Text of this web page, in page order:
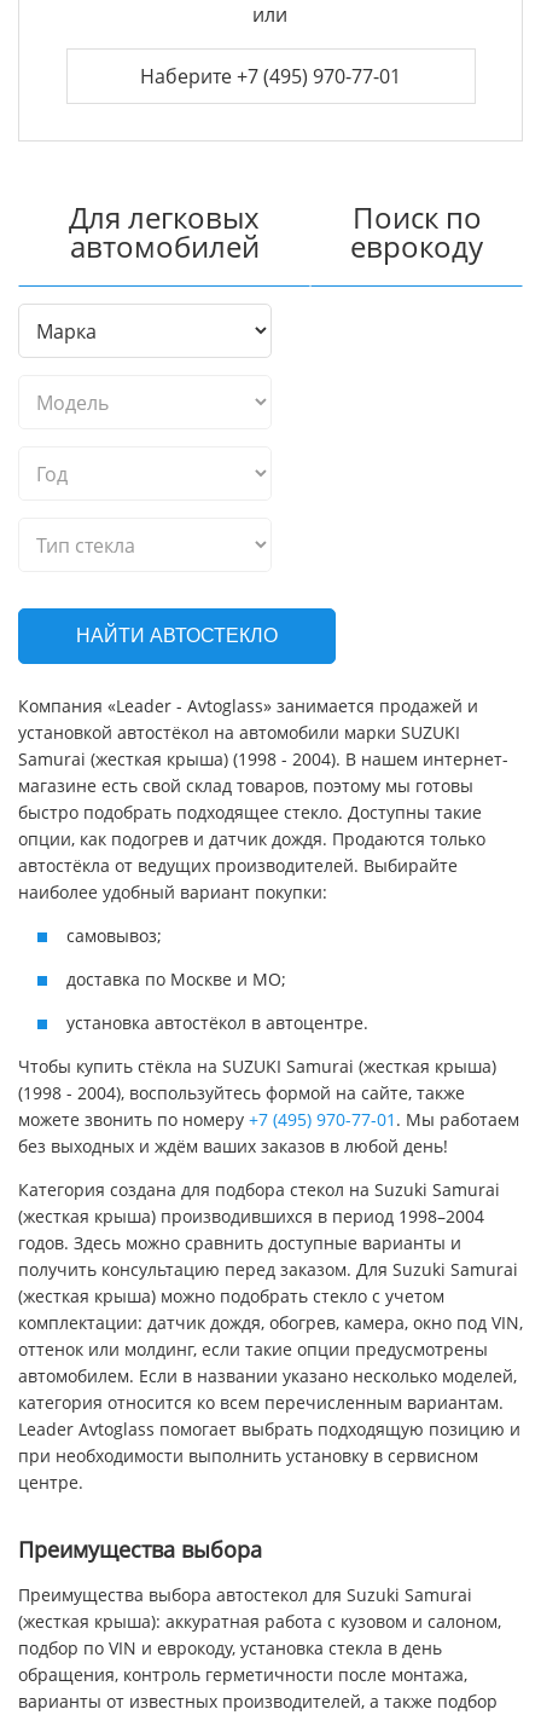
или
Наберите +7 (495) 970-77-01
Для легковых
автомобилей
Поиск по
еврокоду
НАЙТИ АВТОСТЕКЛО
Компания «Leader - Avtoglass» занимается продажей и
установкой автостёкол на автомобили марки SUZUKI
Samurai (жесткая крыша) (1998 - 2004). В нашем интернет-
магазине есть свой склад товаров, поэтому мы готовы
быстро подобрать подходящее стекло. Доступны такие
опции, как подогрев и датчик дождя. Продаются только
автостёкла от ведущих производителей. Выбирайте
наиболее удобный вариант покупки:
самовывоз;
доставка по Москве и МО;
установка автостёкол в автоцентре.
Чтобы купить стёкла на SUZUKI Samurai (жесткая крыша)
(1998 - 2004), воспользуйтесь формой на сайте, также
можете звонить по номеру +7 (495) 970-77-01 . Мы работаем
без выходных и ждём ваших заказов в любой день!
Категория создана для подбора стекол на Suzuki Samurai
(жесткая крыша) производившихся в период 1998–2004
годов. Здесь можно сравнить доступные варианты и
получить консультацию перед заказом. Для Suzuki Samurai
(жесткая крыша) можно подобрать стекло с учетом
комплектации: датчик дождя, обогрев, камера, окно под VIN,
оттенок или молдинг, если такие опции предусмотрены
автомобилем. Если в названии указано несколько моделей,
категория относится ко всем перечисленным вариантам.
Leader Avtoglass помогает выбрать подходящую позицию и
при необходимости выполнить установку в сервисном
центре.
Преимущества выбора
Преимущества выбора автостекол для Suzuki Samurai
(жесткая крыша): аккуратная работа с кузовом и салоном,
подбор по VIN и еврокоду, установка стекла в день
обращения, контроль герметичности после монтажа,
варианты от известных производителей, а также подбор